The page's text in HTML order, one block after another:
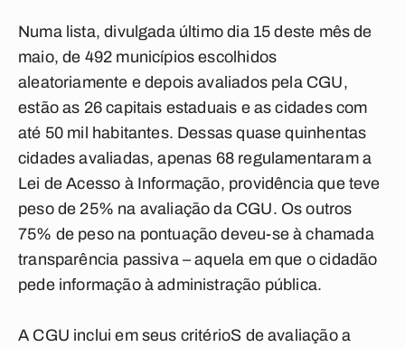
Numa lista, divulgada último dia 15 deste mês de
maio, de 492 municípios escolhidos
aleatoriamente e depois avaliados pela CGU,
estão as 26 capitais estaduais e as cidades com
até 50 mil habitantes. Dessas quase quinhentas
cidades avaliadas, apenas 68 regulamentaram a
Lei de Acesso à Informação, providência que teve
peso de 25% na avaliação da CGU. Os outros
75% de peso na pontuação deveu-se à chamada
transparência passiva – aquela em que o cidadão
pede informação à administração pública.
A CGU inclui em seus critérioS de avaliação a